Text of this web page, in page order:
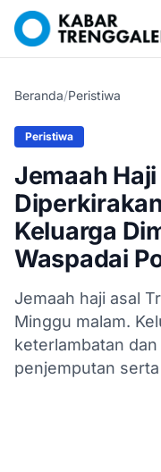
Beranda/Peristiwa
Peristiwa
Jemaah
Keluarga
Waspadai
Jemaah haji asal
Minggu malam.
keterlambatan
penjemputan